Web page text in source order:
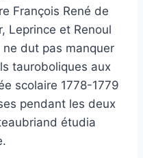
François René de
Leprince et Renoul
dut pas manquer
tauroboliques aux
scolaire 1778-1779
pendant les deux
étudia